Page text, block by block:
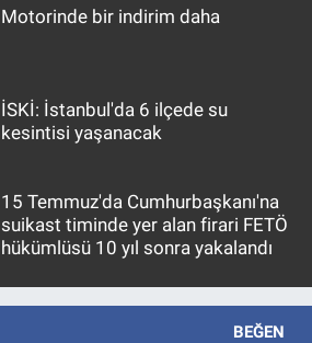
Motorinde bir indirim daha
İSKİ: İstanbul'da 6 ilçede su
kesintisi yaşanacak
15 Temmuz'da Cumhurbaşkanı'na
suikast timinde yer alan firari FETÖ
hükümlüsü 10 yıl sonra yakalandı
BEĞEN